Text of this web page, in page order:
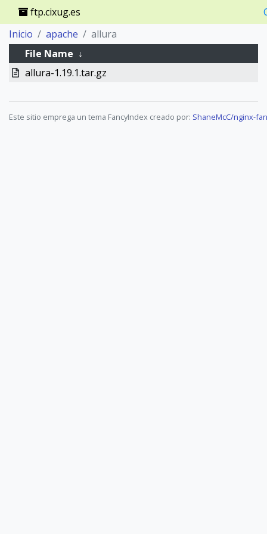
ftp.cixug.es
Inicio
apache
allura
File Name ↓
allura-1.19.1.tar.gz
Este sitio emprega un tema FancyIndex creado por: ShaneMcC/nginx-